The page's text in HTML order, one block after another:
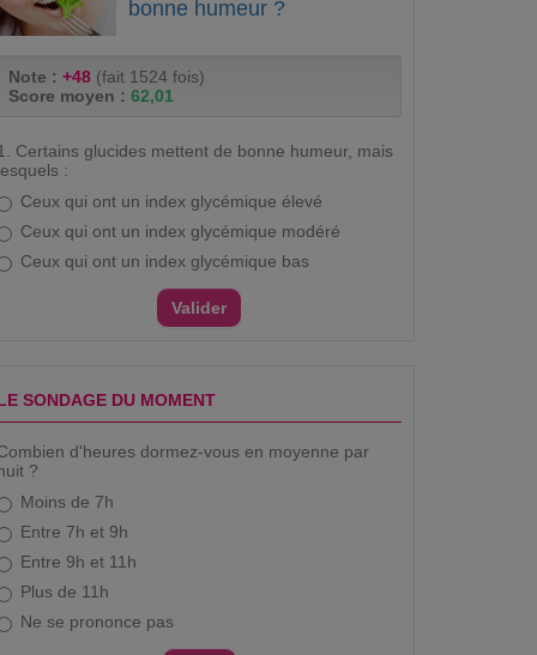
bonne humeur ?
Note : +48 (fait 1524 fois)
Score moyen : 62,01
Certains glucides mettent de bonne humeur, mais
:
Ceux qui ont un index glycémique élevé
Ceux qui ont un index glycémique modéré
Ceux qui ont un index glycémique bas
SONDAGE DU MOMENT
d'heures dormez-vous en moyenne par
?
Moins de 7h
Entre 7h et 9h
Entre 9h et 11h
Plus de 11h
Ne se prononce pas